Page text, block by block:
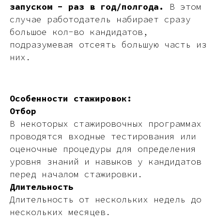
запуском - раз в год/полгода.
В этом
случае работодатель набирает сразу
большое кол-во кандидатов,
подразумевая отсеять большую часть из
них.
Особенности стажировок:
Отбор
В некоторых стажировочных программах
проводятся входные тестирования или
оценочные процедуры для определения
уровня знаний и навыков у кандидатов
перед началом стажировки.
Длительность
Длительность от нескольких недель до
нескольких месяцев.